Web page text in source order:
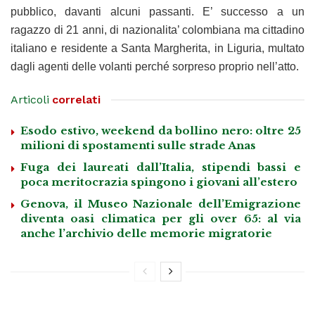
pubblico, davanti alcuni passanti. E’ successo a un
ragazzo di 21 anni, di nazionalita’ colombiana ma cittadino
italiano e residente a Santa Margherita, in Liguria, multato
dagli agenti delle volanti perché sorpreso proprio nell’atto.
Articoli correlati
Esodo estivo, weekend da bollino nero: oltre 25
milioni di spostamenti sulle strade Anas
Fuga dei laureati dall’Italia, stipendi bassi e
poca meritocrazia spingono i giovani all’estero
Genova, il Museo Nazionale dell’Emigrazione
diventa oasi climatica per gli over 65: al via
anche l’archivio delle memorie migratorie